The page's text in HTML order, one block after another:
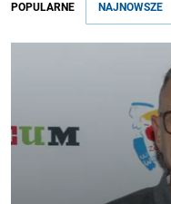
POPULARNE NAJNOWSZE